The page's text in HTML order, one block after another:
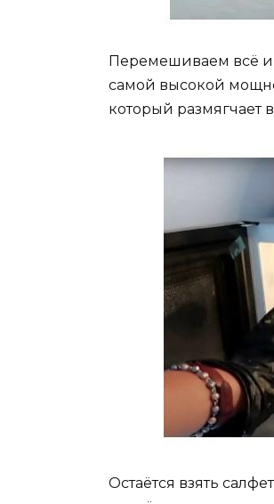
Перемешиваем всё и
самой высокой
который размягчает
Остаётся взять